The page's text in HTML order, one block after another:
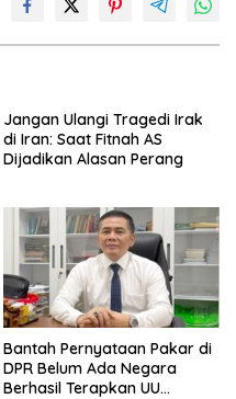
Jangan Ulangi Tragedi Irak
di Iran: Saat Fitnah AS
Dijadikan Alasan Perang
Bantah Pernyataan Pakar di
DPR Belum Ada Negara
Berhasil Terapkan UU